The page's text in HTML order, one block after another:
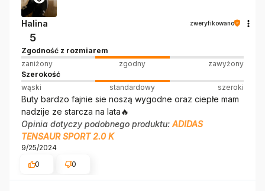
Halina zweryfikowano
5
Zgodność z rozmiarem
zaniżony
zgodny
zawyżony
Szerokość
wąski
standardowy szeroki
Buty bardzo fajnie sie noszą wygodne oraz ciepłe mam
nadzije ze starcza na lata🔥
Opinia dotyczy podobnego produktu: ADIDAS
TENSAUR SPORT 2.0 K
9/25/2024
0
0